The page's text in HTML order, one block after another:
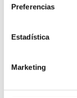
Preferencias
Estadística
Marketing